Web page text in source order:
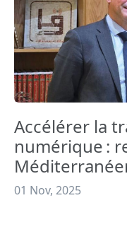
Accélérer la
numérique :
01 Nov, 2025